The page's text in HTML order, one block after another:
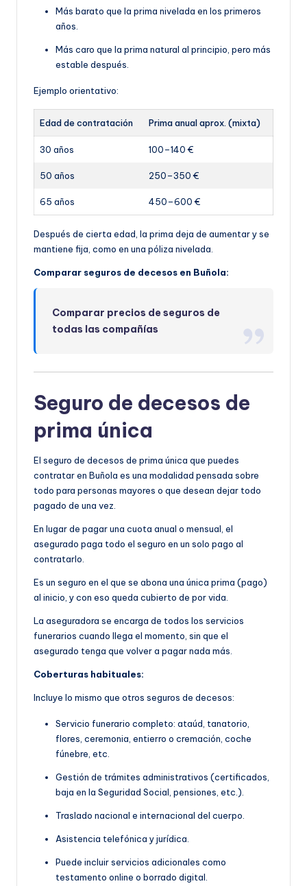
Más barato que la prima nivelada en los primeros
años.
Más caro que la prima natural al principio, pero más
estable después.
Ejemplo orientativo:
Edad de contratación Prima anual aprox. (mixta)
30 años 100–140 €
50 años 250–350 €
65 años 450–600 €
Después de cierta edad, la prima deja de aumentar y se
mantiene fija, como en una póliza nivelada.
Comparar seguros de decesos en Buñola:
Comparar precios de seguros de
todas las compañías
Seguro de decesos de
prima única
El seguro de decesos de prima única que puedes
contratar en Buñola es una modalidad pensada sobre
todo para personas mayores o que desean dejar todo
pagado de una vez.
En lugar de pagar una cuota anual o mensual, el
asegurado paga todo el seguro en un solo pago al
contratarlo.
Es un seguro en el que se abona una única prima (pago)
al inicio, y con eso queda cubierto de por vida.
La aseguradora se encarga de todos los servicios
funerarios cuando llega el momento, sin que el
asegurado tenga que volver a pagar nada más.
Coberturas habituales:
Incluye lo mismo que otros seguros de decesos:
Servicio funerario completo: ataúd, tanatorio,
flores, ceremonia, entierro o cremación, coche
fúnebre, etc.
Gestión de trámites administrativos (certificados,
baja en la Seguridad Social, pensiones, etc.).
Traslado nacional e internacional del cuerpo.
Asistencia telefónica y jurídica.
Puede incluir servicios adicionales como
testamento online o borrado digital.